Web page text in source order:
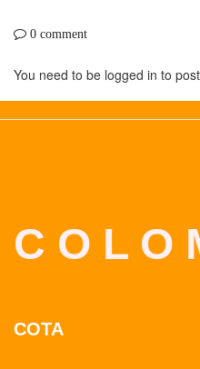
0 comment
You need to be logged in to
C O L O
COTA